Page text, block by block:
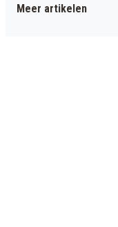
Meer artikelen